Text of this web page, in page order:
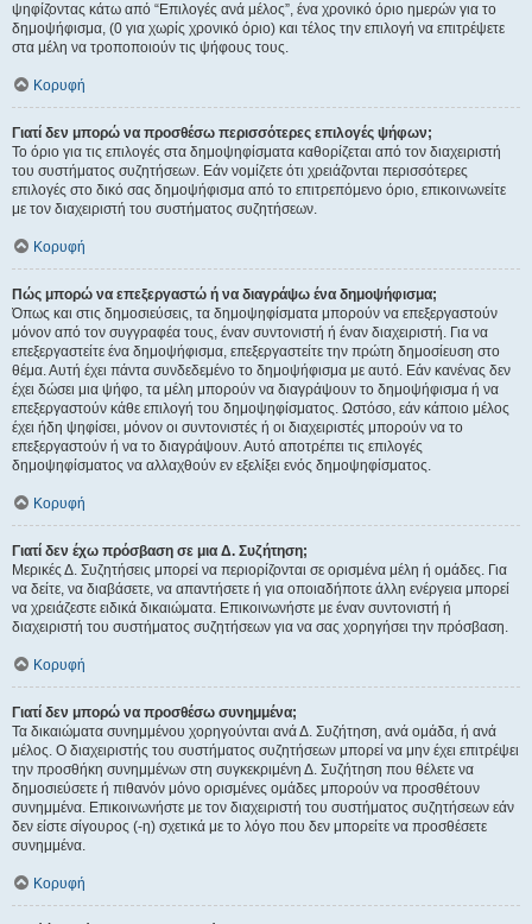
ψηφίζοντας κάτω από “Επιλογές ανά μέλος”, ένα χρονικό όριο ημερών για το
δημοψήφισμα, (0 για χωρίς χρονικό όριο) και τέλος την επιλογή να επιτρέψετε
στα μέλη να τροποποιούν τις ψήφους τους.
Κορυφή
Γιατί δεν μπορώ να προσθέσω περισσότερες επιλογές ψήφων;
Το όριο για τις επιλογές στα δημοψηφίσματα καθορίζεται από τον διαχειριστή
του συστήματος συζητήσεων. Εάν νομίζετε ότι χρειάζονται περισσότερες
επιλογές στο δικό σας δημοψήφισμα από το επιτρεπόμενο όριο, επικοινωνείτε
με τον διαχειριστή του συστήματος συζητήσεων.
Κορυφή
Πώς μπορώ να επεξεργαστώ ή να διαγράψω ένα δημοψήφισμα;
Όπως και στις δημοσιεύσεις, τα δημοψηφίσματα μπορούν να επεξεργαστούν
μόνον από τον συγγραφέα τους, έναν συντονιστή ή έναν διαχειριστή. Για να
επεξεργαστείτε ένα δημοψήφισμα, επεξεργαστείτε την πρώτη δημοσίευση στο
θέμα. Αυτή έχει πάντα συνδεδεμένο το δημοψήφισμα με αυτό. Εάν κανένας δεν
έχει δώσει μια ψήφο, τα μέλη μπορούν να διαγράψουν το δημοψήφισμα ή να
επεξεργαστούν κάθε επιλογή του δημοψηφίσματος. Ωστόσο, εάν κάποιο μέλος
έχει ήδη ψηφίσει, μόνον οι συντονιστές ή οι διαχειριστές μπορούν να το
επεξεργαστούν ή να το διαγράψουν. Αυτό αποτρέπει τις επιλογές
δημοψηφίσματος να αλλαχθούν εν εξελίξει ενός δημοψηφίσματος.
Κορυφή
Γιατί δεν έχω πρόσβαση σε μια Δ. Συζήτηση;
Μερικές Δ. Συζητήσεις μπορεί να περιορίζονται σε ορισμένα μέλη ή ομάδες. Για
να δείτε, να διαβάσετε, να απαντήσετε ή για οποιαδήποτε άλλη ενέργεια μπορεί
να χρειάζεστε ειδικά δικαιώματα. Επικοινωνήστε με έναν συντονιστή ή
διαχειριστή του συστήματος συζητήσεων για να σας χορηγήσει την πρόσβαση.
Κορυφή
Γιατί δεν μπορώ να προσθέσω συνημμένα;
Τα δικαιώματα συνημμένου χορηγούνται ανά Δ. Συζήτηση, ανά ομάδα, ή ανά
μέλος. Ο διαχειριστής του συστήματος συζητήσεων μπορεί να μην έχει επιτρέψει
την προσθήκη συνημμένων στη συγκεκριμένη Δ. Συζήτηση που θέλετε να
δημοσιεύσετε ή πιθανόν μόνο ορισμένες ομάδες μπορούν να προσθέτουν
συνημμένα. Επικοινωνήστε με τον διαχειριστή του συστήματος συζητήσεων εάν
δεν είστε σίγουρος (-η) σχετικά με το λόγο που δεν μπορείτε να προσθέσετε
συνημμένα.
Κορυφή